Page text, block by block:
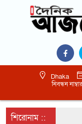
Dhaka
নিবন্ধন
শিরোনাম ::